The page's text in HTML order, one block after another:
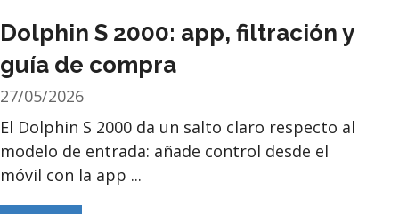
Dolphin S 2000: app, filtración y
guía de compra
27/05/2026
El Dolphin S 2000 da un salto claro respecto al
modelo de entrada: añade control desde el
móvil con la app ...